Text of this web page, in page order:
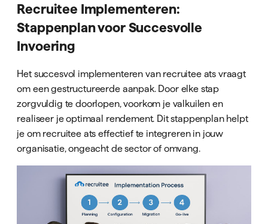
Recruitee Implementeren:
Stappenplan voor Succesvolle
Invoering
Het succesvol implementeren van recruitee ats vraagt
om een gestructureerde aanpak. Door elke stap
zorgvuldig te doorlopen, voorkom je valkuilen en
realiseer je optimaal rendement. Dit stappenplan helpt
je om recruitee ats effectief te integreren in jouw
organisatie, ongeacht de sector of omvang.